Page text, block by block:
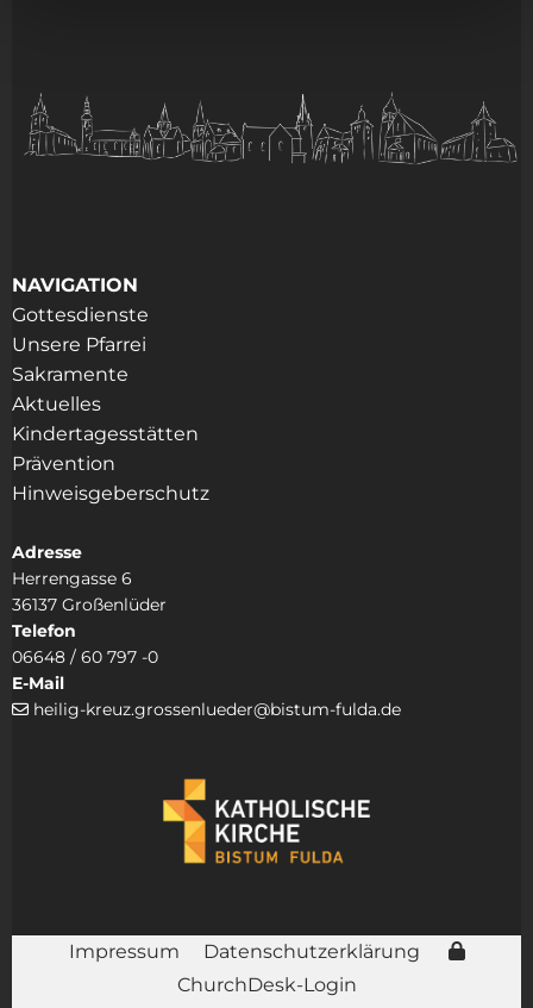
NAVIGATION
Gottesdienste
Unsere Pfarrei
Sakramente
Aktuelles
Kindertagesstätten
Prävention
Hinweisgeberschutz
Adresse
Herrengasse 6
36137 Großenlüder
Telefon
06648 / 60 797 -0
E-Mail
 heilig-kreuz.grossenlueder@bistum-fulda.de
Impressum
Datenschutzerklärung
ChurchDesk-Login